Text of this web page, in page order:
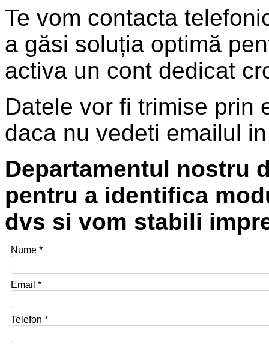
Te vom contacta
a găsi soluția optimă
activa un cont dedicat
Datele vor fi trimise prin
daca nu vedeti emailul
Departamentul nostru
pentru a identifica
dvs si vom stabili
Nume *
Email *
Telefon *